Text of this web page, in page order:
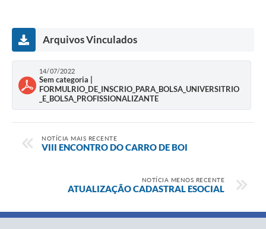
Arquivos Vinculados
14/07/2022
Sem categoria |
FORMULRIO_DE_INSCRIO_PARA_BOLSA_UNIVERSITRIO
_E_BOLSA_PROFISSIONALIZANTE
NOTÍCIA MAIS RECENTE
VIII ENCONTRO DO CARRO DE BOI
NOTÍCIA MENOS RECENTE
ATUALIZAÇÃO CADASTRAL ESOCIAL